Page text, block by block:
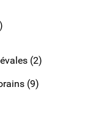
(2)
(9)